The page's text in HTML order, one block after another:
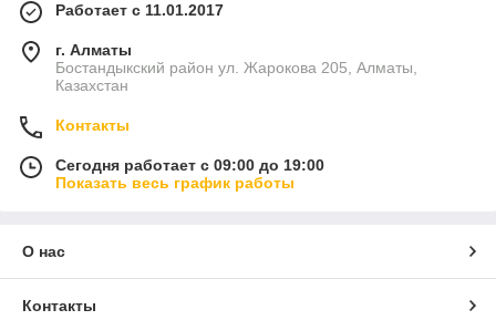
Работает с 11.01.2017
г. Алматы
Бостандыкский район ул. Жарокова 205, Алматы,
Казахстан
Контакты
Сегодня работает с 09:00 до 19:00
Показать весь график работы
О нас
Контакты